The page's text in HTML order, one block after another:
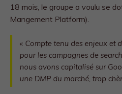
18 mois, le groupe a voulu se
Mangement Platform).
« Compte tenu des enjeux et
pour les campagnes de
nous avons capitalisé sur
une DMP du marché, trop